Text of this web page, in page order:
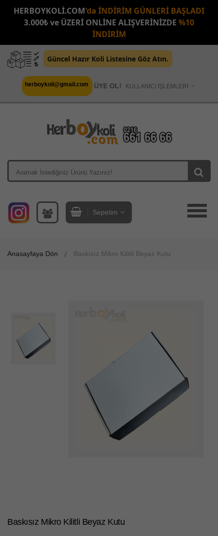
HERBOYKOLİ.COM'da İNDİRİM GÜNLERİ BAŞLADI
3.000₺ ve ÜZERİ ONLİNE ALIŞVERİNİZDE %10
İNDİRİM
Güncel Hazır Koli Listesine Göz Atın.
KULLANICI İŞLEMLERİ
ÜYE OL!
herboykoli@gmail.com
Sepetim
Anasayfaya Dön Baskısız Mikro Kilitli Beyaz Kutu
Baskısız Mikro Kilitli Beyaz Kutu